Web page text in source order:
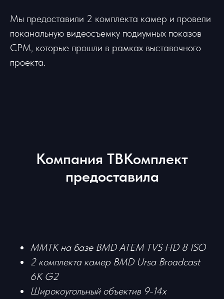
Мы предоставили 2 комплекта камер и провели
поканальную видеосъемку подиумных показов
CPM, которые прошли в рамках выставочного
проекта.
Компания ТВКомплект
предоставила
ММТК на базе BMD ATEM TVS HD 8 ISO
2 комплекта камер BMD Ursa Broadcast
6K G2
Широкоугольный объектив 9-14х